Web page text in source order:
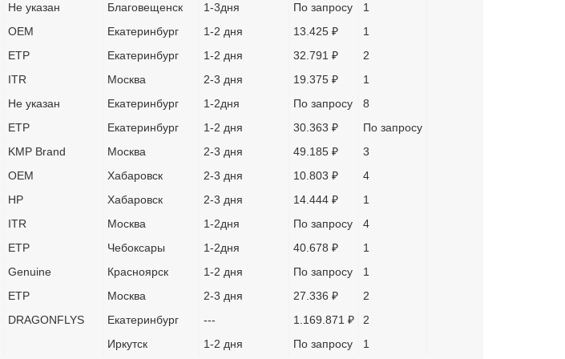
Не указан Благовещенск 1-3дня По запросу
1
OEM Екатеринбург 1-2 дня 13.425 ₽
1
ETP Екатеринбург 1-2 дня 32.791 ₽
2
ITR Москва 2-3 дня 19.375 ₽
1
Не указан Екатеринбург 1-2дня По запросу
8
ETP Екатеринбург 1-2 дня 30.363 ₽
По запросу
KMP Brand Москва 2-3 дня 49.185 ₽
3
OEM Хабаровск 2-3 дня 10.803 ₽
4
HP Хабаровск 2-3 дня 14.444 ₽
1
ITR Москва 1-2дня По запросу
4
ETP Чебоксары 1-2дня 40.678 ₽
1
Genuine Красноярск 1-2 дня По запросу
1
ETP Москва 2-3 дня 27.336 ₽
2
DRAGONFLYS Екатеринбург --- 1.169.871 ₽
2
Иркутск 1-2 дня По запросу 1